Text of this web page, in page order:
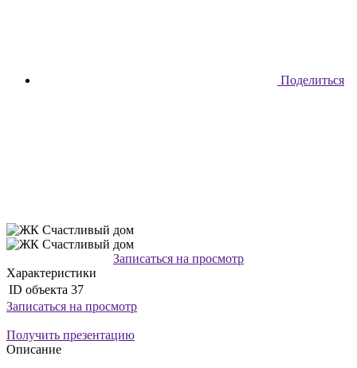
Поделиться
Записаться на просмотр
Характеристики
ID объекта 37
Записаться на просмотр
Получить презентацию
Описание